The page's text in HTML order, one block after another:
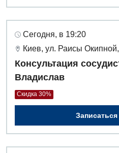
Онкологическое отделение
Ортопедия и травматология
Отделение интенсивной
Отделение неотложных
Оториноларингология
Сегодня, в 19:20
Киев, ул. Раисы
Консультация
Владислав
Скидка 30%